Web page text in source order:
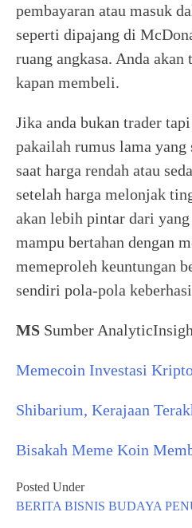
pembayaran atau masuk
seperti dipajang di
ruang angkasa. Anda akan
kapan membeli.
Jika anda bukan trader
pakailah rumus lama
saat harga rendah atau
setelah harga melonjak
akan lebih pintar dari
mampu bertahan dengan
memeproleh keuntungan
sendiri pola-pola
MS Sumber
Memecoin Investasi
Shibarium, Kerajaan
Bisakah Meme Koin
Posted Under
BERITA BISNIS BUDAYA